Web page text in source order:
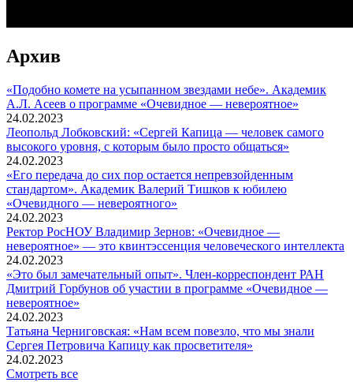
Архив
«Подобно комете на усыпанном звездами небе». Академик
А.Л. Асеев о программе «Очевидное — невероятное»
24.02.2023
Леопольд Лобковский: «Сергей Капица — человек самого
высокого уровня, с которым было просто общаться»
24.02.2023
«Его передача до сих пор остается непревзойденным
стандартом». Академик Валерий Тишков к юбилею
«Очевидного — невероятного»
24.02.2023
Ректор РосНОУ Владимир Зернов: «Очевидное —
невероятное» — это квинтэссенция человеческого интеллекта
24.02.2023
«Это был замечательный опыт». Член-корреспондент РАН
Дмитрий Горбунов об участии в программе «Очевидное —
невероятное»
24.02.2023
Татьяна Черниговская: «Нам всем повезло, что мы знали
Сергея Петровича Капицу как просветителя»
24.02.2023
Смотреть все